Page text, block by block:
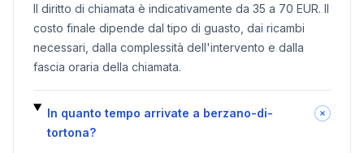
Il diritto di chiamata è indicativamente da 35 a 70 EUR. Il
costo finale dipende dal tipo di guasto, dai ricambi
necessari, dalla complessità dell'intervento e dalla
fascia oraria della chiamata.
In quanto tempo arrivate a berzano-di-
tortona?